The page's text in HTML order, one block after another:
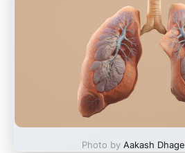
Photo by Aakash Dhage